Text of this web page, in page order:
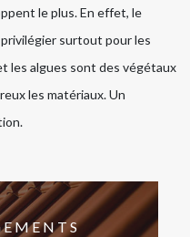
le plus. En effet, le
surtout pour les
les algues sont des végétaux
les matériaux. Un